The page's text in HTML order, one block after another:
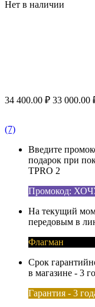
Нет в наличии
34 400.00 ₽ 33 000.00
(7)
Введите
подарок при
TPRO 2
Промокод:
На текущий
передовым в
Флагман
Срок
в магазине - 3
Гарантия - 3